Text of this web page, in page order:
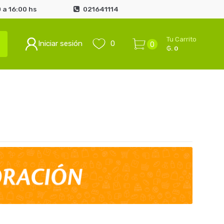
16:00 hs 021641114
Iniciar sesión 0 0
Tu Carrito
₲. 0